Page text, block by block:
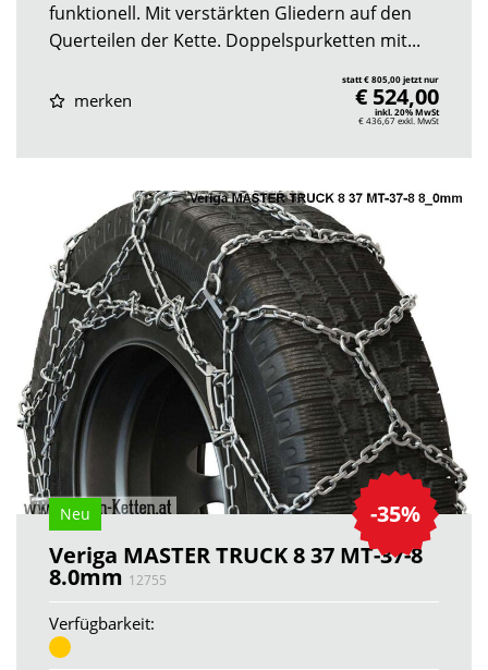
funktionell. Mit verstärkten Gliedern auf den
Querteilen der Kette. Doppelspurketten mit...
merken
statt € 805,00 jetzt nur
€ 524,00
inkl. 20% MwSt
€ 436,67exkl. MwSt
-35%
Neu
Veriga MASTER TRUCK 8 37 MT-37-8
8.0mm 12755
Verfügbarkeit: